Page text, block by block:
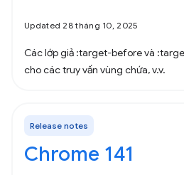
Updated 28 tháng 10, 2025
Các lớp giả :target-before và
cho các truy vấn vùng chứa, v.v.
Release notes
Chrome 141